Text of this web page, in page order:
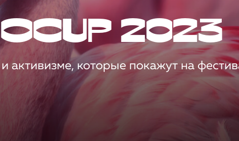
2023
активизме, которые покажут на